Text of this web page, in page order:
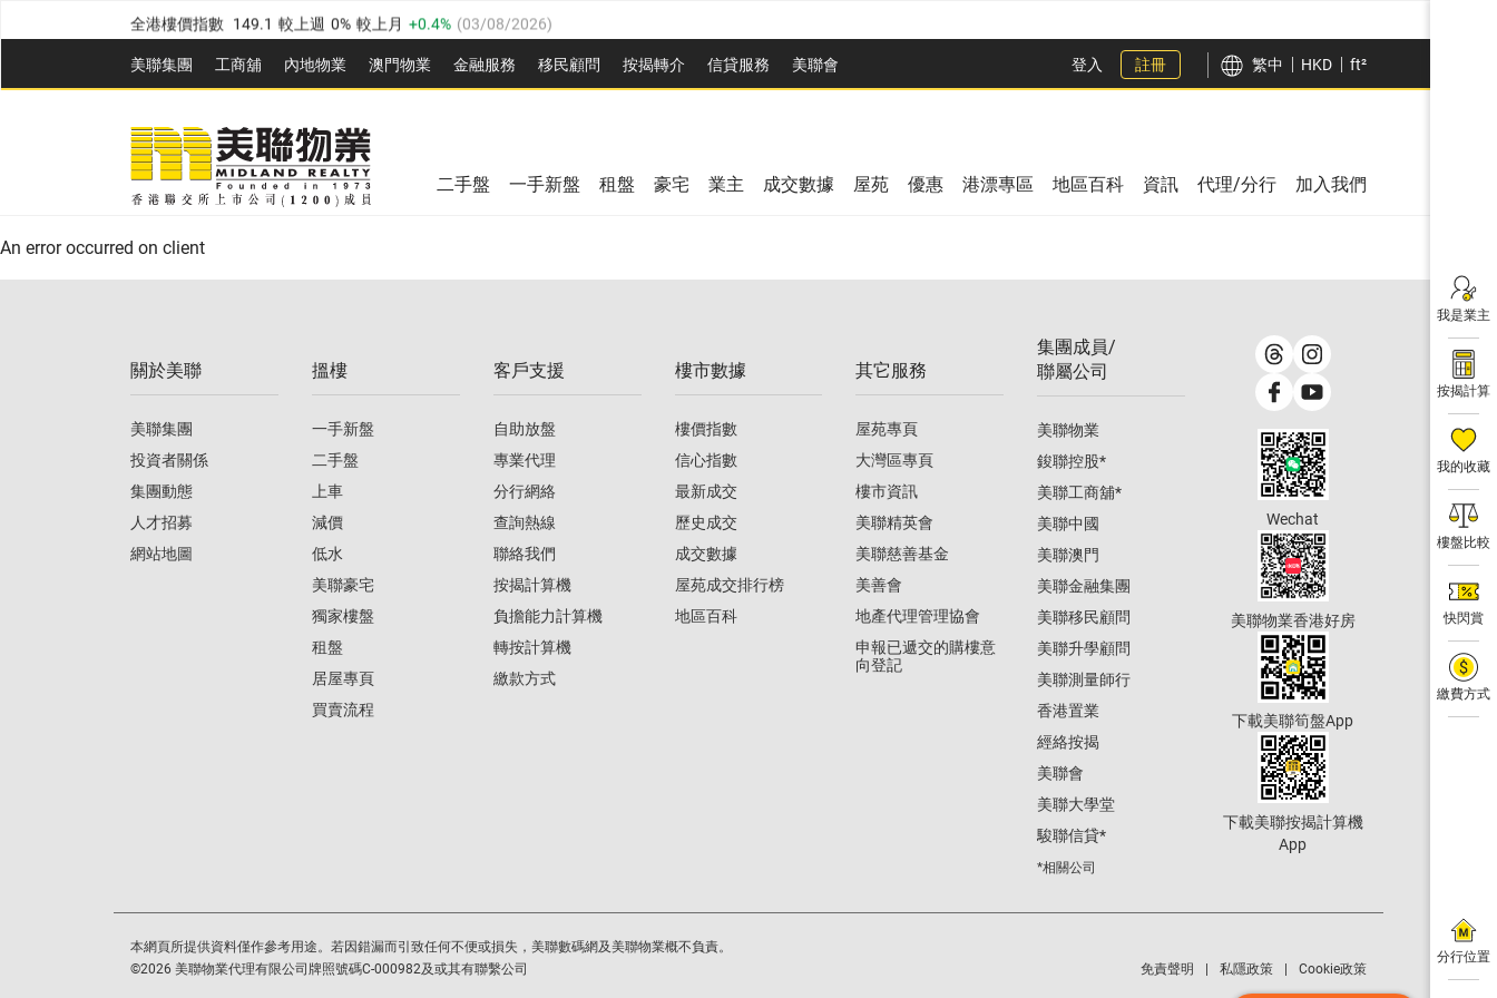
全港樓價指數 149.1 較上週 0% 較上月 0.4% (03/08/2026)
港島樓價指數 157.4 較上週 -0.3% 較上月 -0.8% (03/08/2026)
九龍樓價指數 156.4 較上週 -0.1% 較上月 0.3% (03/08/2026)
新界樓價指數 134.8 較上週 0.1%
美聯信心指數 77.1 較上週 0.7% 較上月 ( 03/08/2026
美聯集團 工商舖 內地物業 澳門物業 金融服務 移民顧問 按揭轉介 信貸服務 美聯會
全港樓價指數 149.1 較上週 0% 較上月
美聯信心指數 較上週 0.7% 03/08/2026)
登入 註冊 繁中 HKD ft²
我是業主
按揭計算
我的收藏
樓盤比較
快閃賞
繳費方式
分行位置
二手盤 一手新盤 租盤 豪宅 業主 成交數據 屋苑 優惠 港漂專區 地區百科 資訊 代理/分行 加入我們
An error occurred on client
關於美聯
美聯集團
投資者關係
集團動態
人才招募
網站地圖
搵樓
一手新盤
二手盤
上車
減價
低水
美聯豪宅
獨家樓盤
租盤
居屋專頁
買賣流程
客戶支援
自助放盤
專業代理
分行網絡
查詢熱線
聯絡我們
按揭計算機
負擔能力計算機
轉按計算機
繳款方式
樓市數據
樓價指數
信心指數
最新成交
歷史成交
成交數據
屋苑成交排行榜
地區百科
其它服務
屋苑專頁
大灣區專頁
樓市資訊
美聯精英會
美聯慈善基金
美善會
地產代理管理協會
申報已遞交的購樓意
向登記
集團成員/
聯屬公司
美聯物業
鋑聯控股*
美聯工商舖*
美聯中國
美聯澳門
美聯金融集團
美聯移民顧問
美聯升學顧問
美聯測量師行
香港置業
經絡按揭
美聯會
美聯大學堂
駿聯信貸*
*相關公司
Wechat
美聯物業香港好房
下載美聯筍盤App
下載美聯按揭計算機
App
本網頁所提供資料僅作參考用途。若因錯漏而引致任何不便或損失，美聯數碼網及美聯物業概不負責。
©2026 美聯物業代理有限公司牌照號碼C-000982及或其有聯繫公司 免責聲明 私隱政策 Cookie政策